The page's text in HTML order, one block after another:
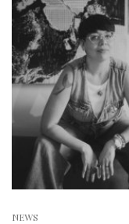
NEWS